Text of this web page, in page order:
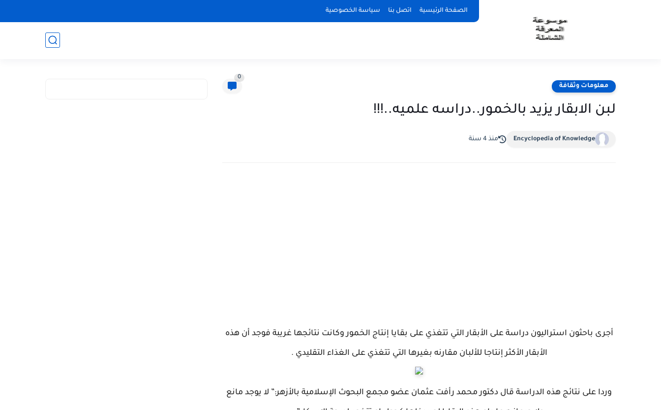
الصفحة الرئيسية اتصل بنا سياسة الخصوصية
معلومات وثقافة
0
لبن الابقار يزيد بالخمور..دراسه علميه..!!!
Encyclopedia of Knowledge منذ 4 سنة
أجرى باحثون استراليون دراسة على الأبقار التي تتغذي على بقايا إنتاج الخمور وكانت نتائجها غريبة فوجد أن هذه
الأبقار الأكثر إنتاجا للألبان مقارنه بغيرها التي تتغذي على الغذاء التقليدي .
وردا على نتائج هذه الدراسة قال دكتور محمد رأفت عثمان عضو مجمع البحوث الإسلامية بالأزهر:” لا يوجد مانع